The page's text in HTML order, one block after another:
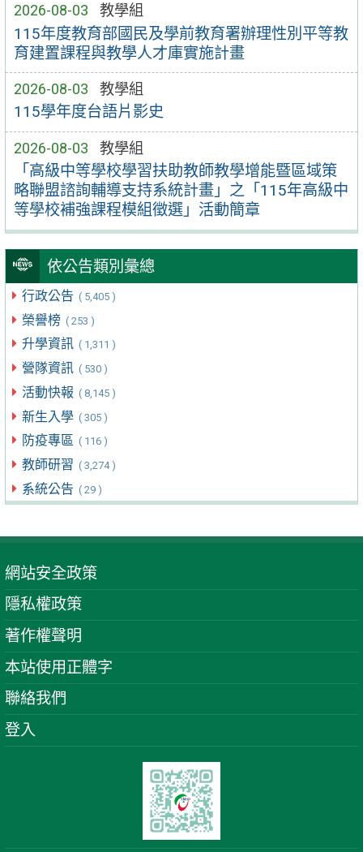
2026-08-03 教學組
115年度教育部國民及學前教育署辦理性別平等教
育建置課程與教學人才庫實施計畫
2026-08-03 教學組
115學年度台語片影史
2026-08-03 教學組
「高級中等學校學習扶助教師教學增能暨區域策
略聯盟諮詢輔導支持系統計畫」之「115年高級中
等學校補強課程模組徵選」活動簡章
依公告類別彙總
行政公告 ( 5,405 )
榮譽榜 ( 253 )
升學資訊 ( 1,311 )
營隊資訊 ( 530 )
活動快報 ( 8,145 )
新生入學 ( 305 )
防疫專區 ( 116 )
教師研習 ( 3,274 )
系統公告 ( 29 )
網站安全政策
隱私權政策
著作權聲明
本站使用正體字
聯絡我們
登入